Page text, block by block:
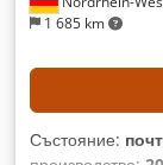
1 685 km
Състояние: